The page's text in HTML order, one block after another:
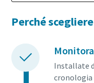
Perché
Installate
cronologia